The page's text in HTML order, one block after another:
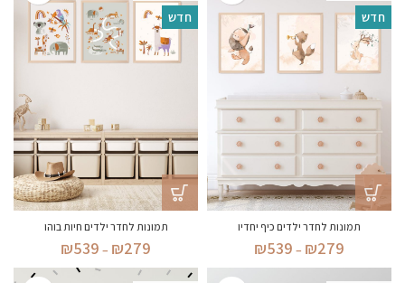
חדש
תמונות לחדר ילדים כיף יחדיו
₪279
–
₪539
חדש
תמונות לחדר ילדים חיות בוהו
₪279
–
₪539